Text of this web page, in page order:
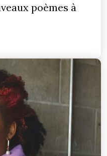
poèmes à